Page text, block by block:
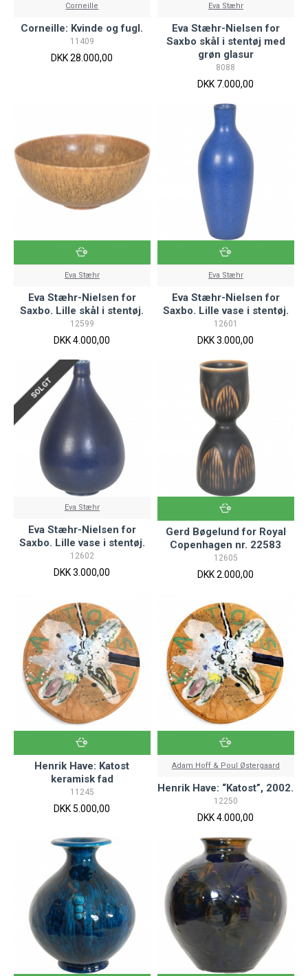
Corneille
Corneille: Kvinde og fugl.
11409
DKK 28.000,00
Eva Stæhr
Eva Stæhr-Nielsen for
Saxbo skål i stentøj med
grøn glasur
8088
DKK 7.000,00
Eva Stæhr
Eva Stæhr-Nielsen for
Saxbo. Lille skål i stentøj.
12599
DKK 4.000,00
Eva Stæhr
Eva Stæhr-Nielsen for
Saxbo. Lille vase i stentøj.
12601
DKK 3.000,00
SOLGT
Eva Stæhr
Eva Stæhr-Nielsen for
Saxbo. Lille vase i stentøj.
12602
DKK 3.000,00
Gerd Bøgelund for Royal
Copenhagen nr. 22583
12605
DKK 2.000,00
Henrik Have: Katost
keramisk fad
11245
DKK 5.000,00
Adam Hoff & Poul Østergaard
Henrik Have: “Katost”, 2002.
12250
DKK 4.000,00